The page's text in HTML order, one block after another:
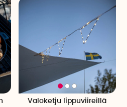
Valoketju lippuviireillä